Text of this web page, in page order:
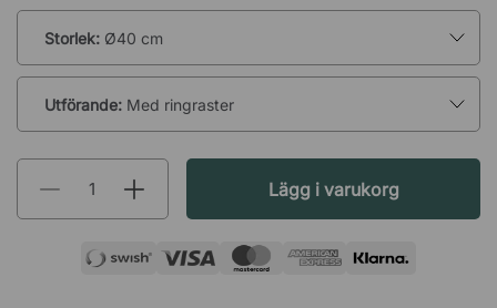
Storlek: Ø40 cm
Utförande: Med ringraster
Lägg i varukorg